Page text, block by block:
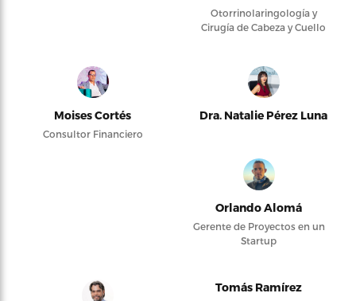
Otorrinolaringología y
Cirugía de Cabeza y Cuello
Moises Cortés
Consultor Financiero
Dra. Natalie Pérez Luna
Orlando Alomá
Gerente de Proyectos en un
Startup
Tomás Ramírez